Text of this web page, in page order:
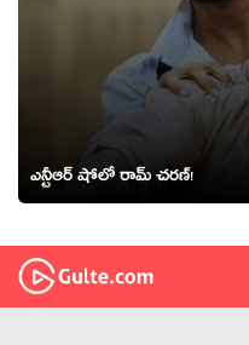
ఎన్టీఆర్ షోలో రామ్ చరణ్!